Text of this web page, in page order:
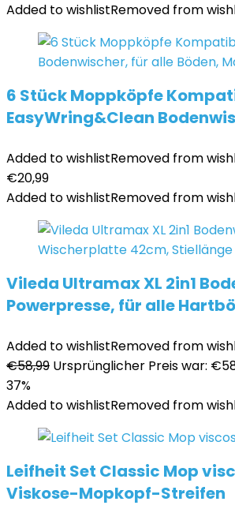
Added to wishlistRemoved from
6 Stück Moppköpfe
EasyWring&Clean
Added to wishlistRemoved from
€20,99
Added to wishlistRemoved from
Vileda Ultramax XL 2in1
Powerpresse, für alle
Added to wishlistRemoved from
€58,99 Ursprünglicher Preis war:
37%
Added to wishlistRemoved from
Leifheit Set Classic Mop
Viskose-Mopkopf-Streifen